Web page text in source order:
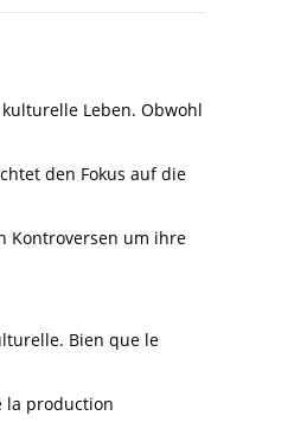
Leben. Obwohl
den Fokus auf die
Kontroversen um ihre
Bien que le
la production